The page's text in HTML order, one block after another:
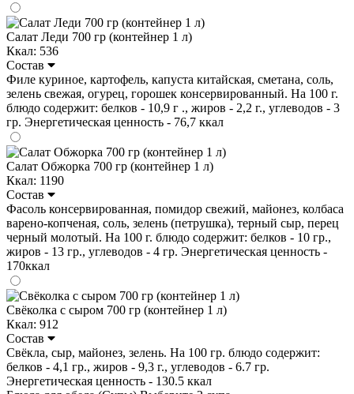
Салат Леди 700 гр (контейнер 1 л)
Ккал: 536
Состав
Филе куриное, картофель, капуста китайская, сметана, соль,
зелень свежая, огурец, горошек консервированный. На 100 г.
блюдо содержит: белков - 10,9 г ., жиров - 2,2 г., углеводов - 3
гр. Энергетическая ценность - 76,7 ккал
Салат Обжорка 700 гр (контейнер 1 л)
Ккал: 1190
Состав
Фасоль консервированная, помидор свежий, майонез, колбаса
варено-копченая, соль, зелень (петрушка), терный сыр, перец
черный молотый. На 100 г. блюдо содержит: белков - 10 гр.,
жиров - 13 гр., углеводов - 4 гр. Энергетическая ценность -
170ккал
Свёколка с сыром 700 гр (контейнер 1 л)
Ккал: 912
Состав
Свёкла, сыр, майонез, зелень. На 100 гр. блюдо содержит:
белков - 4,1 гр., жиров - 9,3 г., углеводов - 6.7 гр.
Энергетическая ценность - 130.5 ккал